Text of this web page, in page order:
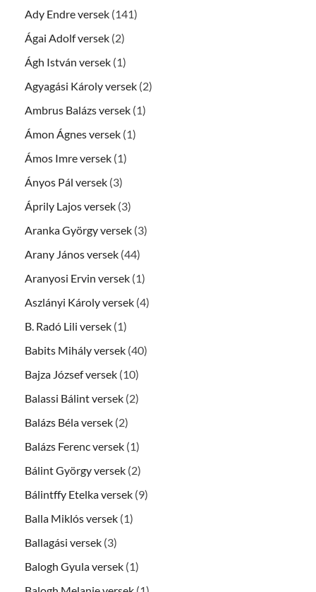
Ady Endre versek (141)
Ágai Adolf versek (2)
Ágh István versek (1)
Agyagási Károly versek (2)
Ambrus Balázs versek (1)
Ámon Ágnes versek (1)
Ámos Imre versek (1)
Ányos Pál versek (3)
Áprily Lajos versek (3)
Aranka György versek (3)
Arany János versek (44)
Aranyosi Ervin versek (1)
Aszlányi Károly versek (4)
B. Radó Lili versek (1)
Babits Mihály versek (40)
Bajza József versek (10)
Balassi Bálint versek (2)
Balázs Béla versek (2)
Balázs Ferenc versek (1)
Bálint György versek (2)
Bálintffy Etelka versek (9)
Balla Miklós versek (1)
Ballagási versek (3)
Balogh Gyula versek (1)